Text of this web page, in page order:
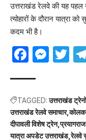
उत्तराखंड रेलवे की यह पहल
त्योहारों के दौरान यात्रा
कदम भी है।
TAGGED: उत्तराखंड
उत्तराखंड रेलवे समाचार
दीपावली विशेष ट्रेन
यात्रा अपडेट उत्तराखंड रेलवे